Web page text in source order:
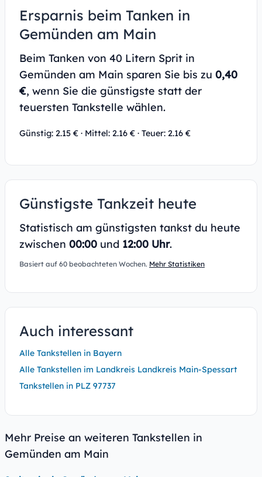
Ersparnis beim Tanken in
Gemünden am Main
Beim Tanken von 40 Litern Sprit in
Gemünden am Main sparen Sie bis zu 0,40
€, wenn Sie die günstigste statt der
teuersten Tankstelle wählen.
Günstig: 2.15 € · Mittel: 2.16 € · Teuer: 2.16 €
Günstigste Tankzeit heute
Statistisch am günstigsten tankst du heute
zwischen 00:00 und 12:00 Uhr.
Basiert auf 60 beobachteten Wochen. Mehr Statistiken
Auch interessant
Alle Tankstellen in Bayern
Alle Tankstellen im Landkreis Landkreis Main-Spessart
Tankstellen in PLZ 97737
Mehr Preise an weiteren Tankstellen in
Gemünden am Main